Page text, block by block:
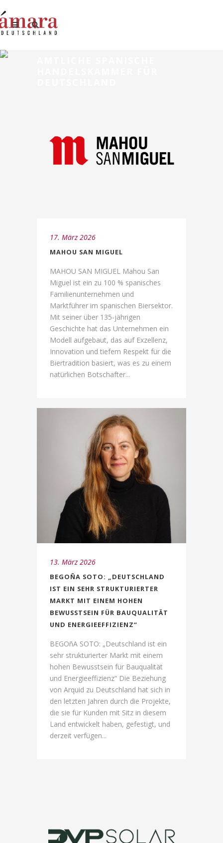
17. März 2026
MAHOU SAN MIGUEL
MAHOU SAN MIGUEL Mahou San
Miguel ist ein zu 100 % spanisches
Familienunternehmen und
Marktführer im spanischen Biersektor.
Mit seiner über 135-jährigen
Geschichte hat das Unternehmen ein
Modell aufgebaut, das auf Exzellenz,
Innovation und tiefem Respekt für die
Biertradition basiert, was es zu einem
natürlichen Botschafter...
13. März 2026
BEGOÑA SOTO: „DEUTSCHLAND
IST EIN SEHR STRUKTURIERTER
MARKT MIT EINEM HOHEN
BEWUSSTSEIN FÜR BAUQUALITÄT
UND ENERGIEEFFIZIENZ“
BEGOñA SOTO: „Deutschland ist ein
sehr strukturierter Markt mit einem
hohen Bewusstsein für Bauqualität
und Energieeffizienz“ Die Beziehung
von Arquid zu Deutschland hat sich in
den letzten Jahren durch die Projekte,
die sie für Kunden mit Sitz in diesem
Land entwickelt haben, gefestigt, und
derzeit verfügen...